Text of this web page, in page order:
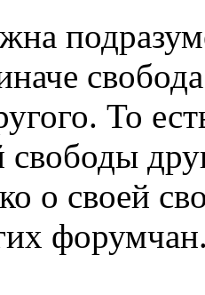
То
свободы
о своей